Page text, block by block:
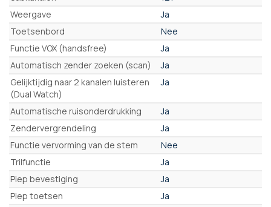
Weergave
Ja
Toetsenbord
Nee
Functie VOX (handsfree)
Ja
Automatisch zender zoeken (scan)
Ja
Gelijktijdig naar 2 kanalen luisteren
(Dual Watch)
Ja
Automatische ruisonderdrukking
Ja
Zendervergrendeling
Ja
Functie vervorming van de stem
Nee
Trilfunctie
Ja
Piep bevestiging
Ja
Piep toetsen
Ja